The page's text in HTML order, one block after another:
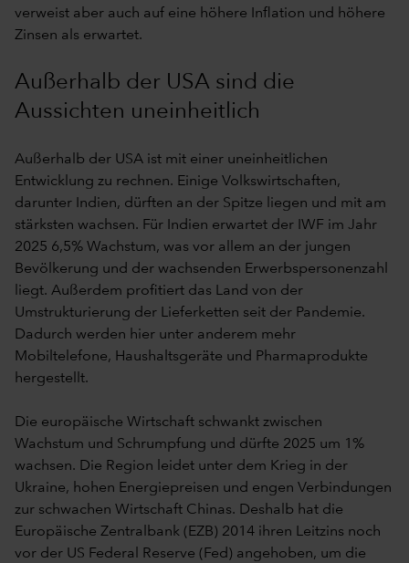
verweist aber auch auf eine höhere Inflation und höhere
Zinsen als erwartet.
Außerhalb der USA sind die
Aussichten uneinheitlich
Außerhalb der USA ist mit einer uneinheitlichen
Entwicklung zu rechnen. Einige Volkswirtschaften,
darunter Indien, dürften an der Spitze liegen und mit am
stärksten wachsen. Für Indien erwartet der IWF im Jahr
2025 6,5% Wachstum, was vor allem an der jungen
Bevölkerung und der wachsenden Erwerbspersonenzahl
liegt. Außerdem profitiert das Land von der
Umstrukturierung der Lieferketten seit der Pandemie.
Dadurch werden hier unter anderem mehr
Mobiltelefone, Haushaltsgeräte und Pharmaprodukte
hergestellt.
Die europäische Wirtschaft schwankt zwischen
Wachstum und Schrumpfung und dürfte 2025 um 1%
wachsen. Die Region leidet unter dem Krieg in der
Ukraine, hohen Energiepreisen und engen Verbindungen
zur schwachen Wirtschaft Chinas. Deshalb hat die
Europäische Zentralbank (EZB) 2014 ihren Leitzins noch
vor der US Federal Reserve (Fed) angehoben, um die